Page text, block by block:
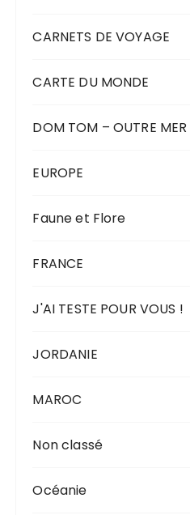
CARNETS DE VOYAGE
CARTE DU MONDE
DOM TOM – OUTRE MER
EUROPE
Faune et Flore
FRANCE
J'AI TESTE POUR VOUS !
JORDANIE
MAROC
Non classé
Océanie